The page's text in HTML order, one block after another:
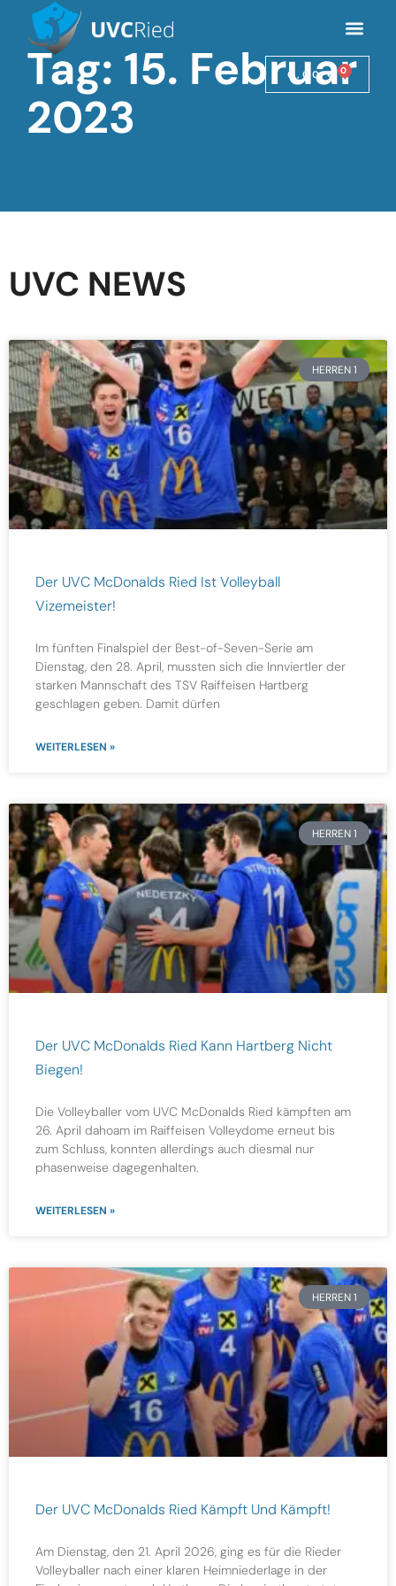
0,00€ 0
Tag: 15. Februar
2023
UVC NEWS
HERREN 1
Der UVC McDonalds Ried Ist Volleyball
Vizemeister!
Im fünften Finalspiel der Best-of-Seven-Serie am
Dienstag, den 28. April, mussten sich die Innviertler der
starken Mannschaft des TSV Raiffeisen Hartberg
geschlagen geben. Damit dürfen
WEITERLESEN »
HERREN 1
Der UVC McDonalds Ried Kann Hartberg Nicht
Biegen!
Die Volleyballer vom UVC McDonalds Ried kämpften am
26. April dahoam im Raiffeisen Volleydome erneut bis
zum Schluss, konnten allerdings auch diesmal nur
phasenweise dagegenhalten.
WEITERLESEN »
HERREN 1
Der UVC McDonalds Ried Kämpft Und Kämpft!
Am Dienstag, den 21. April 2026, ging es für die Rieder
Volleyballer nach einer klaren Heimniederlage in der